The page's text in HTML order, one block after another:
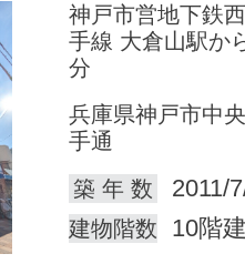
神戸市営地下鉄
手線 大倉山駅か
分
兵庫県神戸市中
手通
築 年 数
2011/
建物階数 10階